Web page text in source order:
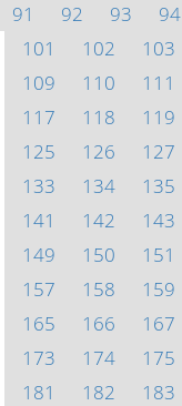
91
92 93 94
101
102 103
109
110 111
117
118 119
125
126 127
133
134 135
141
142 143
149
150 151
157
158 159
165
166 167
173
174 175
181
182 183